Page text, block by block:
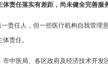
体责任落实有差距，尚未健全完善
责任人，但一些医疗机构自我管理
责任。
市中医局、各区政府及经济技术开发